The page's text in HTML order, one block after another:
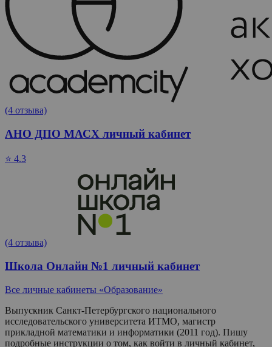
(4 отзыва)
АНО ДПО МАСХ личный кабинет
⭐ 4.3
(4 отзыва)
Школа Онлайн №1 личный кабинет
Все личные кабинеты «Образование»
Выпускник Санкт-Петербургского национального
исследовательского университета ИТМО, магистр
прикладной математики и информатики (2011 год). Пишу
подробные инструкции о том, как войти в личный кабинет,